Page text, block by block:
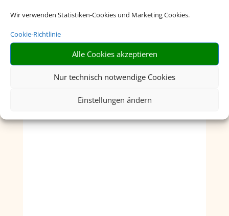
Wir verwenden Statistiken-Cookies und Marketing Cookies.
Cookie-Richtlinie
Alle Cookies akzeptieren
Nur technisch notwendige Cookies
Einstellungen ändern